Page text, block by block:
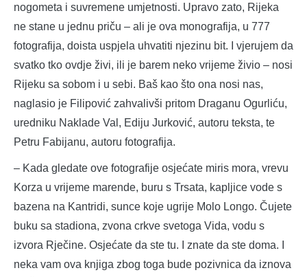
nogometa i suvremene umjetnosti. Upravo zato, Rijeka
ne stane u jednu priču – ali je ova monografija, u 777
fotografija, doista uspjela uhvatiti njezinu bit. I vjerujem da
svatko tko ovdje živi, ili je barem neko vrijeme živio – nosi
Rijeku sa sobom i u sebi. Baš kao što ona nosi nas,
naglasio je Filipović zahvalivši pritom Draganu Ogurliću,
uredniku Naklade Val, Ediju Jurković, autoru teksta, te
Petru Fabijanu, autoru fotografija.
– Kada gledate ove fotografije osjećate miris mora, vrevu
Korza u vrijeme marende, buru s Trsata, kapljice vode s
bazena na Kantridi, sunce koje ugrije Molo Longo. Čujete
buku sa stadiona, zvona crkve svetoga Vida, vodu s
izvora Rječine. Osjećate da ste tu. I znate da ste doma. I
neka vam ova knjiga zbog toga bude pozivnica da iznova